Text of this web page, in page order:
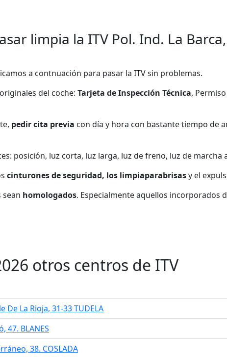
limpia la ITV Pol. Ind. La
a contnuación para pasar la ITV sin problemas.
del coche: Tarjeta de Inspección Técnica,
pedir cita previa con día y hora con bastante tiempo de
posición, luz corta, luz larga, luz de freno, luz de marcha
cinturones de seguridad, los limpiaparabrisasy el
homologados. Especialmente aquellos incorporados
otros centros de ITV
De La Rioja, 31-33 TUDELA
47. BLANES
38. COSLADA